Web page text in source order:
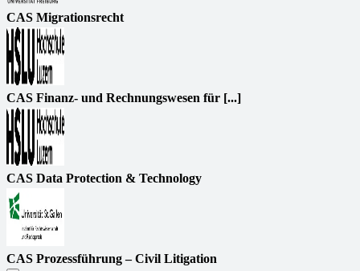
CAS Migrationsrecht
CAS Finanz- und Rechnungswesen für [...]
CAS Data Protection & Technology
CAS Prozessführung – Civil Litigation